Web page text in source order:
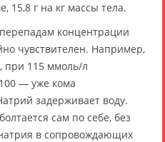
15,8 г на кг массы тела.
концентрации
чувствителен. Например,
при 115 ммоль/л
— уже кома
задерживает воду.
сам по себе, без
в сопровождающих